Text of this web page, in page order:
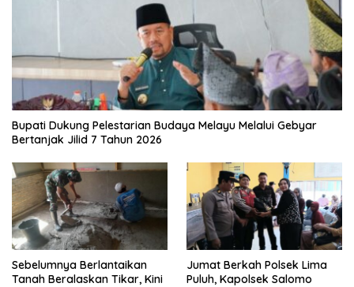
Bupati Dukung Pelestarian Budaya Melayu Melalui Gebyar
Bertanjak Jilid 7 Tahun 2026
Sebelumnya Berlantaikan
Tanah Beralaskan Tikar, Kini
Jumat Berkah Polsek Lima
Puluh, Kapolsek Salomo